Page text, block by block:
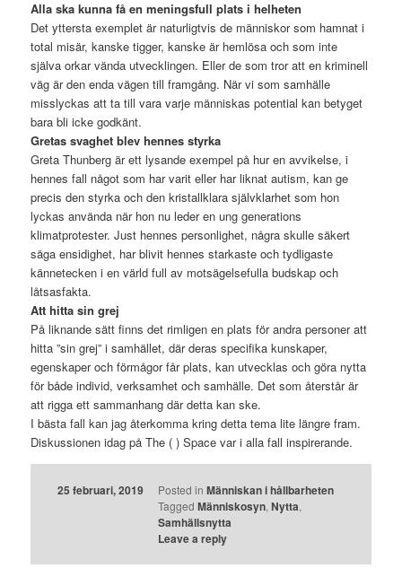
Alla ska kunna få en meningsfull plats i helheten
Det yttersta exemplet är naturligtvis de människor som hamnat i
total misär, kanske tigger, kanske är hemlösa och som inte
själva orkar vända utvecklingen. Eller de som tror att en kriminell
väg är den enda vägen till framgång. När vi som samhälle
misslyckas att ta till vara varje människas potential kan betyget
bara bli icke godkänt.
Gretas svaghet blev hennes styrka
Greta Thunberg är ett lysande exempel på hur en avvikelse, i
hennes fall något som har varit eller har liknat autism, kan ge
precis den styrka och den kristallklara självklarhet som hon
lyckas använda när hon nu leder en ung generations
klimatprotester. Just hennes personlighet, några skulle säkert
säga ensidighet, har blivit hennes starkaste och tydligaste
kännetecken i en värld full av motsägelsefulla budskap och
låtsasfakta.
Att hitta sin grej
På liknande sätt finns det rimligen en plats för andra personer att
hitta ”sin grej” i samhället, där deras specifika kunskaper,
egenskaper och förmågor får plats, kan utvecklas och göra nytta
för både individ, verksamhet och samhälle. Det som återstår är
att rigga ett sammanhang där detta kan ske.
I bästa fall kan jag återkomma kring detta tema lite längre fram.
Diskussionen idag på The ( ) Space var i alla fall inspirerande.
25 februari, 2019 Posted in Människan i hållbarheten
Tagged Människosyn, Nytta,
Samhällsnytta
Leave a reply